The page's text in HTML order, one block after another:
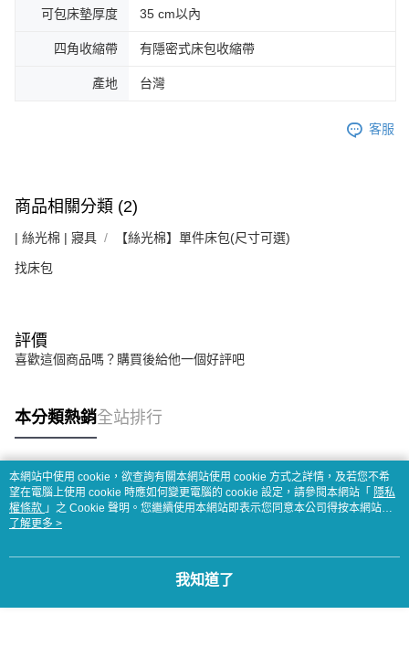
可包床墊厚度 35 cm以內
四角收縮帶 有隱密式床包收縮帶
產地 台灣
客服
商品相關分類 (2)
| 絲光棉 | 寢具 【絲光棉】單件床包(尺寸可選)
找床包
評價
喜歡這個商品嗎？購買後給他一個好評吧
本分類熱銷全站排行
熱門標籤
本網站中使用 cookie，欲查詢有關本網站使用 cookie 方式之詳情，及若您不希
望在電腦上使用 cookie 時應如何變更電腦的 cookie 設定，請參閱本網站「 隱私
權條款 」之 Cookie 聲明。您繼續使用本網站即表示您同意本公司得按本網站使
用條款之 Cookie 聲明使用 cookie。
了解更多 >
我知道了